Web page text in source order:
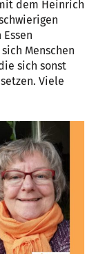
dem Heinrich
Menschen
sich sonst
Viele